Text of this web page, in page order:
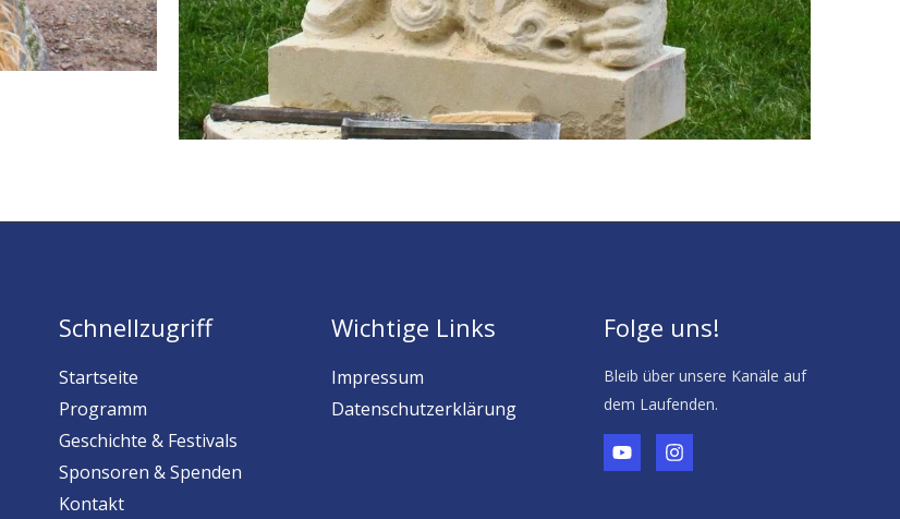
Schnellzugriff
Startseite
Programm
Geschichte & Festivals
Sponsoren & Spenden
Kontakt
Wichtige Links
Impressum
Datenschutzerklärung
Folge uns!
Bleib über unsere Kanäle auf
dem Laufenden.